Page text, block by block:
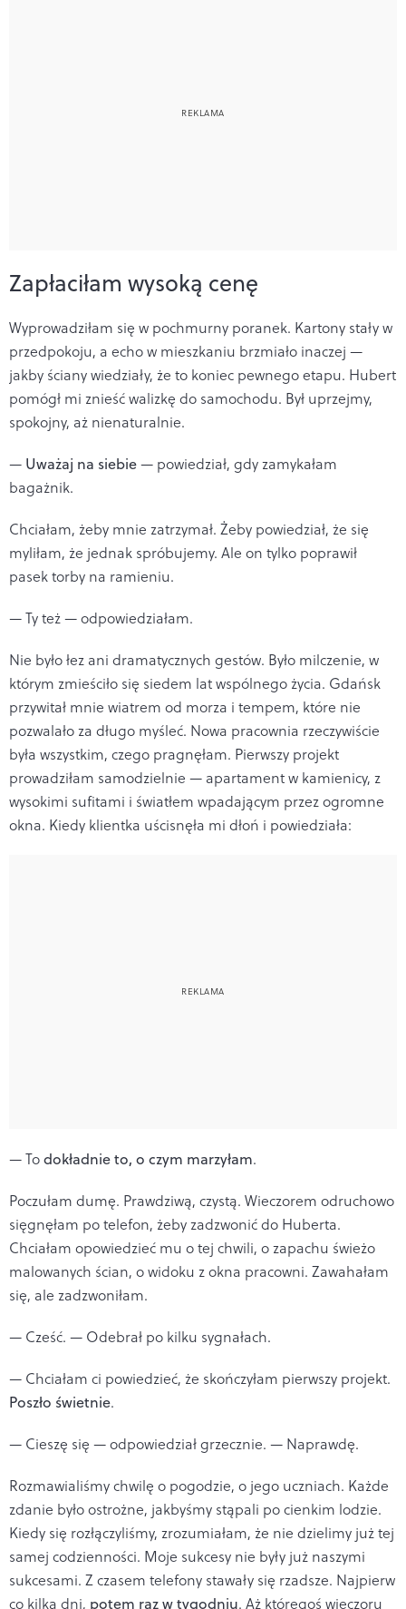
Zapłaciłam wysoką cenę
Wyprowadziłam się w pochmurny poranek. Kartony stały w
przedpokoju, a echo w mieszkaniu brzmiało inaczej —
jakby ściany wiedziały, że to koniec pewnego etapu. Hubert
pomógł mi znieść walizkę do samochodu. Był uprzejmy,
spokojny, aż nienaturalnie.
— Uważaj na siebie— powiedział, gdy zamykałam
bagażnik.
Chciałam, żeby mnie zatrzymał. Żeby powiedział, że się
myliłam, że jednak spróbujemy. Ale on tylko poprawił
pasek torby na ramieniu.
— Ty też — odpowiedziałam.
Nie było łez ani dramatycznych gestów. Było milczenie, w
którym zmieściło się siedem lat wspólnego życia. Gdańsk
przywitał mnie wiatrem od morza i tempem, które nie
pozwalało za długo myśleć. Nowa pracownia rzeczywiście
była wszystkim, czego pragnęłam. Pierwszy projekt
prowadziłam samodzielnie — apartament w kamienicy, z
wysokimi sufitami i światłem wpadającym przez ogromne
okna. Kiedy klientka uścisnęła mi dłoń i powiedziała:
— Todokładnie to, o czym marzyłam.
Poczułam dumę. Prawdziwą, czystą. Wieczorem odruchowo
sięgnęłam po telefon, żeby zadzwonić do Huberta.
Chciałam opowiedzieć mu o tej chwili, o zapachu świeżo
malowanych ścian, o widoku z okna pracowni. Zawahałam
się, ale zadzwoniłam.
— Cześć. — Odebrał po kilku sygnałach.
— Chciałam ci powiedzieć, że skończyłam pierwszy projekt.
Poszło świetnie.
— Cieszę się — odpowiedział grzecznie. — Naprawdę.
Rozmawialiśmy chwilę o pogodzie, o jego uczniach. Każde
zdanie było ostrożne, jakbyśmy stąpali po cienkim lodzie.
Kiedy się rozłączyliśmy, zrozumiałam, że nie dzielimy już tej
samej codzienności. Moje sukcesy nie były już naszymi
sukcesami. Z czasem telefony stawały się rzadsze. Najpierw
co kilka dni, potem raz w tygodniu. Aż któregoś wieczoru